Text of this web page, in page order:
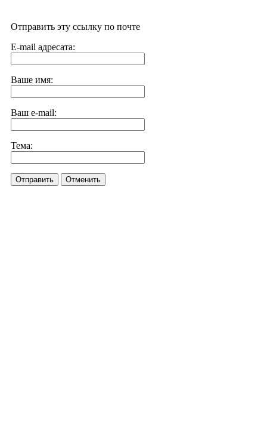
Отправить эту ссылку по почте
E-mail адресата:
Ваше имя:
Ваш e-mail:
Тема:
Отправить Отменить